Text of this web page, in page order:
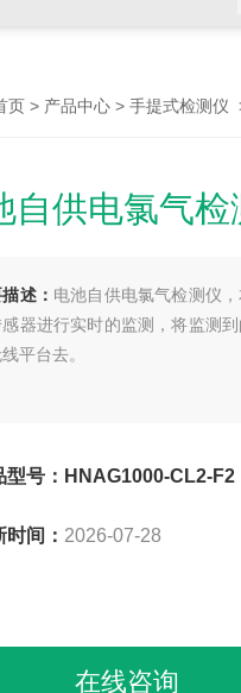
页 > 产品中心 > 手提式检测仪
自供电氯气检
述： 电池自供电氯气检测仪
器进行实时的监测，将监测
平台去。
型号：HNAG1000-CL2-F2
时间： 2026-07-28
在线咨询